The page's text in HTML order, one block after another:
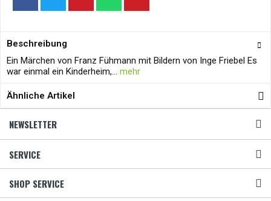
Beschreibung
Ein Märchen von Franz Fühmann mit Bildern von Inge Friebel Es
war einmal ein Kinderheim,... mehr
Ähnliche Artikel
NEWSLETTER
SERVICE
SHOP SERVICE